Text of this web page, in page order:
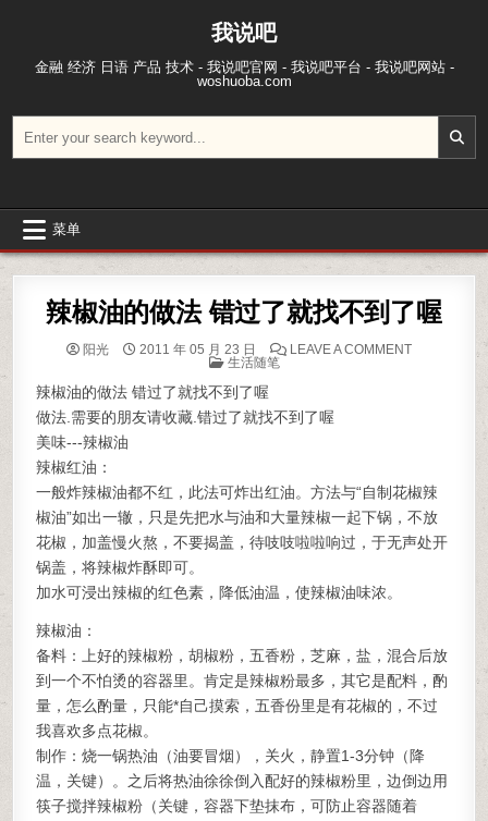
我说吧
金融 经济 日语 产品 技术 - 我说吧官网 - 我说吧平台 - 我说吧网站 -
woshuoba.com
菜单
辣椒油的做法 错过了就找不到了喔
阳光 2011 年 05 月 23 日 LEAVE A COMMENTON 辣椒油
POSTED IN
生活随笔
辣椒油的做法 错过了就找不到了喔
做法.需要的朋友请收藏.错过了就找不到了喔
美味---辣椒油
辣椒红油：
一般炸辣椒油都不红，此法可炸出红油。方法与“自制花椒辣
椒油”如出一辙，只是先把水与油和大量辣椒一起下锅，不放
花椒，加盖慢火熬，不要揭盖，待吱吱啦啦响过，于无声处开
锅盖，将辣椒炸酥即可。
加水可浸出辣椒的红色素，降低油温，使辣椒油味浓。
辣椒油：
备料：上好的辣椒粉，胡椒粉，五香粉，芝麻，盐，混合后放
到一个不怕烫的容器里。肯定是辣椒粉最多，其它是配料，酌
量，怎么酌量，只能*自己摸索，五香份里是有花椒的，不过
我喜欢多点花椒。
制作：烧一锅热油（油要冒烟），关火，静置1-3分钟（降
温，关键）。之后将热油徐徐倒入配好的辣椒粉里，边倒边用
筷子搅拌辣椒粉（关键，容器下垫抹布，可防止容器随着